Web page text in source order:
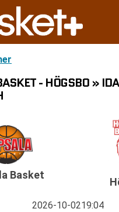
- HÖGSBO »
Basket
2026-10-0219:04